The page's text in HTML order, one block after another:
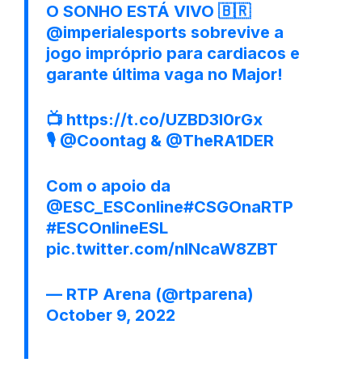
O SONHO ESTÁ VIVO 🇧🇷
@imperialesports sobrevive a
jogo impróprio para cardiacos e
garante última vaga no Major!
📺 https://t.co/UZBD3I0rGx
🎙️ @Coontag & @TheRA1DER
Com o apoio da
@ESC_ESConline#CSGOnaRTP
#ESCOnlineESL
pic.twitter.com/nlNcaW8ZBT
— RTP Arena (@rtparena)
October 9, 2022